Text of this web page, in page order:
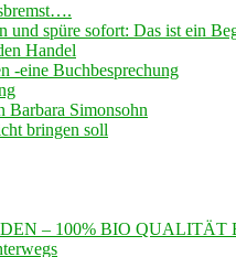
spüre sofort: Das ist ein
Handel
-eine Buchbesprechung
Barbara Simonsohn
bringen soll
– 100% BIO QUALITÄT